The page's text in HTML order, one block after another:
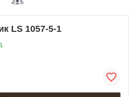
LS 1057-5-1